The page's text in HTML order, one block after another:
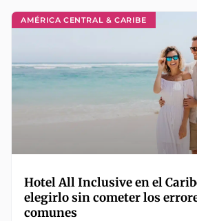
AMÉRICA CENTRAL & CARIBE
Hotel All Inclusive en el
elegirlo sin cometer los
comunes